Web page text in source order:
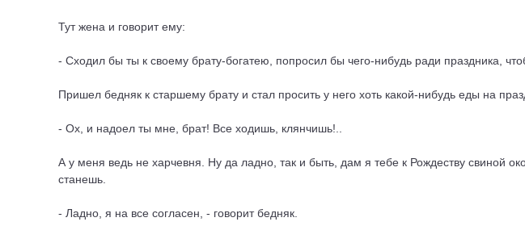
Тут жена и говорит ему:
- Сходил бы ты к своему брату-богатею, попросил бы чего-нибудь ради праздника,
Пришел бедняк к старшему брату и стал просить у него хоть какой-нибудь еды на
- Ох, и надоел ты мне, брат! Все ходишь, клянчишь!..
А у меня ведь не харчевня. Ну да ладно, так и быть, дам я тебе к Рождеству свиной
станешь.
- Ладно, я на все согласен, - говорит бедняк.